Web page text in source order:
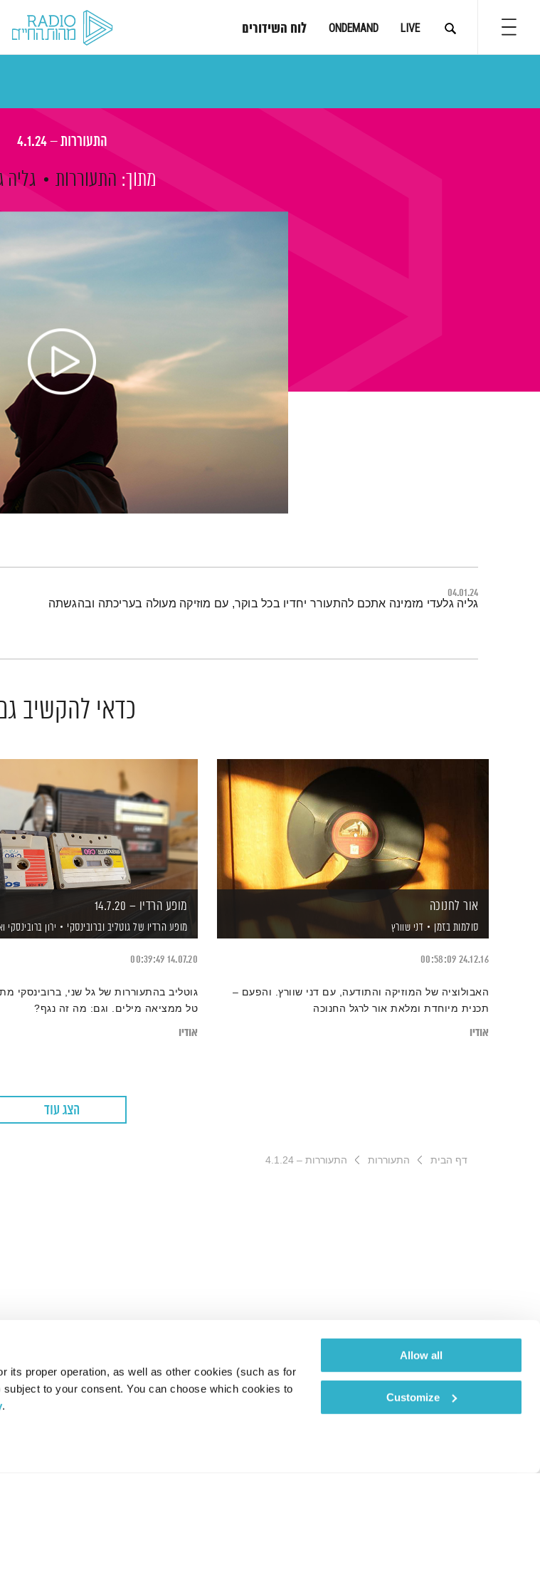
its proper operation, as well as other cookies (such as for
to your consent. You can choose which cookies to
.
Allow all
Customize
LIVE
ONDEMAND לוח השידורים
התעוררות – 4.1.24
מתוך: התעוררות גליה
04.01.24
תמצית הפודקאסט
גליה גלעדי מזמינה אתכם להתעורר יחדיו בכל בוקר, עם מוזיקה מעולה בעריכתה ובהגשתה
כדאי להקשיב
אור לחנוכה
סולמות בזמן דני שוורץ
24.12.16
00:58:09
האבולוציה של המוזיקה והתודעה, עם דני שוורץ. והפעם –
תכנית מיוחדת ומלאת אור לרגל החנוכה
אודיו
מופע הרדיו – 14.7.20
מופע הרדיו של גוטליב וברובינסקי ירון ברובינסקי
14.07.20
00:39:49
גוטליב בהתעוררות של גל שני, ברובינסקי
טל ממציאה מילים. וגם: מה זה נגף?
אודיו
הצג עוד
דף הבית התעוררות התעוררות – 4.1.24